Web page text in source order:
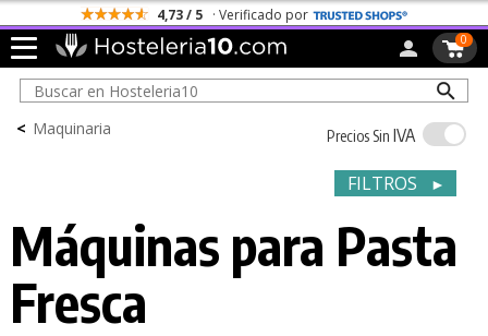
Todos los Portes son Gratis
0
< Maquinaria Precios Sin IVA
FILTROS ►
Máquinas para Pasta
Fresca